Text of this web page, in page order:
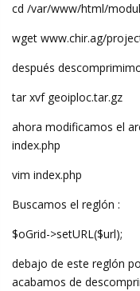
cd /var/www/html/
wget www.chir.ag/
después
tar xvf geoiploc.tar.gz
ahora modificamos el
index.php
vim index.php
Buscamos el reglón :
$oGrid->setURL($url);
debajo de este reglón
acabamos de